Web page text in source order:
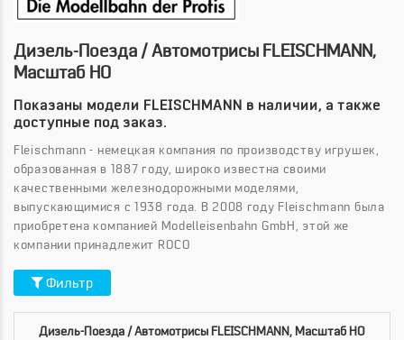
Дизель-Поезда / Автомотрисы FLEISCHMANN,
Масштаб HO
Показаны модели FLEISCHMANN в наличии, а также
доступные под заказ.
Fleischmann - немецкая компания по производству игрушек,
образованная в 1887 году, широко известна своими
качественными железнодорожными моделями,
выпускающимися с 1938 года. В 2008 году Fleischmann была
приобретена компанией Modelleisenbahn GmbH, этой же
компании принадлежит ROCO
Фильтр
Дизель-Поезда / Автомотрисы FLEISCHMANN, Масштаб HO